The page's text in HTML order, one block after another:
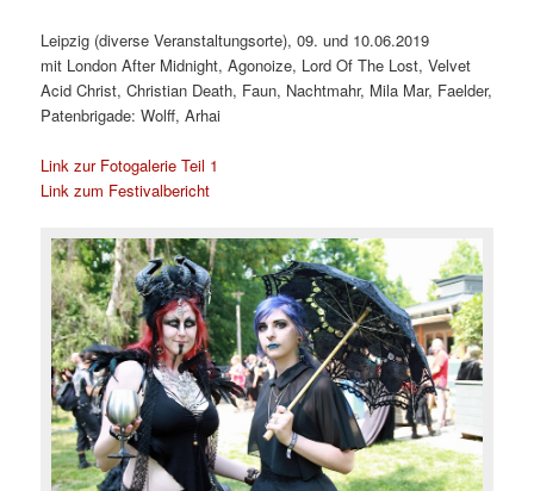
Leipzig (diverse Veranstaltungsorte), 09. und 10.06.2019
mit London After Midnight, Agonoize, Lord Of The Lost, Velvet
Acid Christ, Christian Death, Faun, Nachtmahr, Mila Mar, Faelder,
Patenbrigade: Wolff, Arhai
Link zur Fotogalerie Teil 1
Link zum Festivalbericht